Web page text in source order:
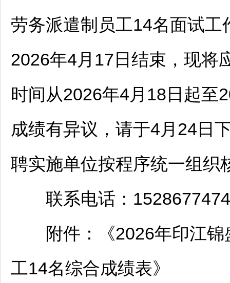
劳务派遣制员工14名面试
2026年4月17日结束，现将
时间从2026年4月18日起至
成绩有异议，请于4月24日
聘实施单位按程序统一组织
联系电话：
附件：《2026年印江锦
工14名综合成绩表》